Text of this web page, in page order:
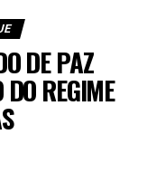
DE PAZ
REGIME